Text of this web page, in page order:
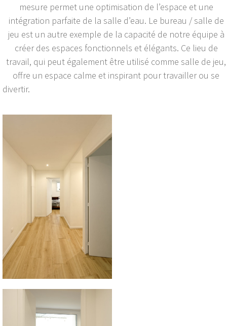
mesure permet une optimisation de l’espace et une
intégration parfaite de la salle d’eau. Le bureau / salle de
jeu est un autre exemple de la capacité de notre équipe à
créer des espaces fonctionnels et élégants. Ce lieu de
travail, qui peut également être utilisé comme salle de jeu,
offre un espace calme et inspirant pour travailler ou se
divertir.